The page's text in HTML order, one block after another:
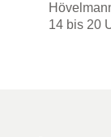
14 bis 20